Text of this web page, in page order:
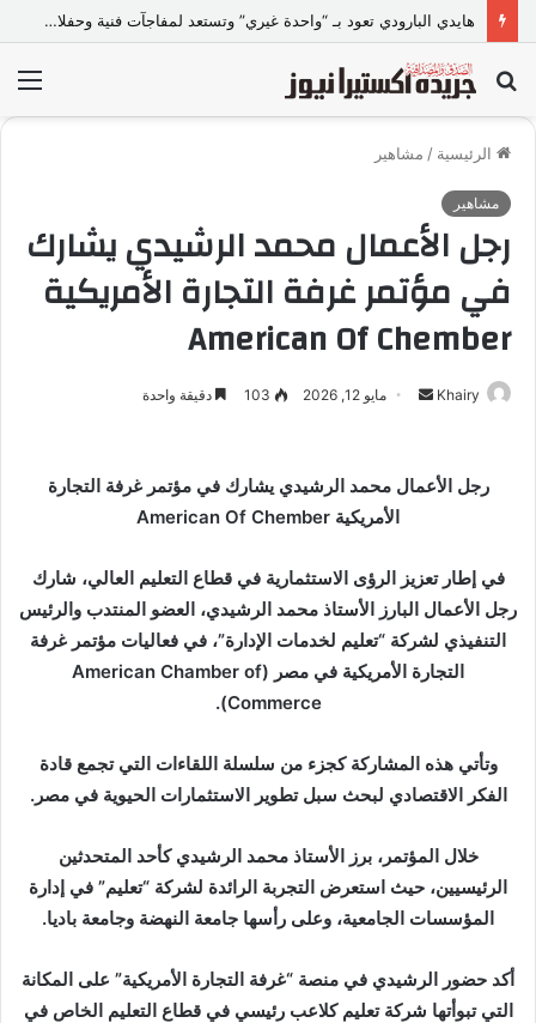
هايدي البارودي تعود بـ “واحدة غيري” وتستعد لمفاجآت فنية وحفلات بالساحل الشمالي
بحث
عن
الرئيسية / مشاهير
مشاهير
رجل الأعمال محمد الرشيدي يشارك
في مؤتمر غرفة التجارة الأمريكية
American Of Chember
Khairy
ل
إ
ل
ر
و
ي
ا
مايو 12, 2026 103 دقيقة واحدة
رجل الأعمال محمد الرشيدي يشارك في مؤتمر غرفة التجارة
الأمريكية American Of Chember
في إطار تعزيز الرؤى الاستثمارية في قطاع التعليم العالي، شارك
رجل الأعمال البارز الأستاذ محمد الرشيدي، العضو المنتدب والرئيس
التنفيذي لشركة “تعليم لخدمات الإدارة”، في فعاليات مؤتمر غرفة
التجارة الأمريكية في مصر (American Chamber of
Commerce).
وتأتي هذه المشاركة كجزء من سلسلة اللقاءات التي تجمع قادة
الفكر الاقتصادي لبحث سبل تطوير الاستثمارات الحيوية في مصر.
خلال المؤتمر، برز الأستاذ محمد الرشيدي كأحد المتحدثين
الرئيسيين، حيث استعرض التجربة الرائدة لشركة “تعليم” في إدارة
المؤسسات الجامعية، وعلى رأسها جامعة النهضة وجامعة باديا.
أكد حضور الرشيدي في منصة “غرفة التجارة الأمريكية” على المكانة
التي تبوأتها شركة تعليم كلاعب رئيسي في قطاع التعليم الخاص في